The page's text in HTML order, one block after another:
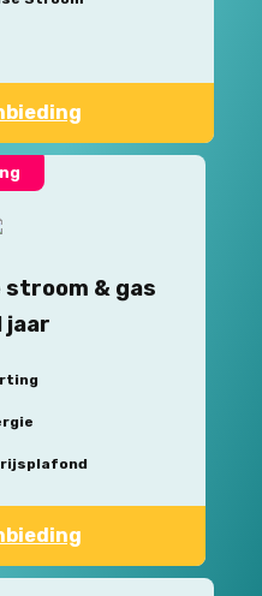
stroom & gas
jaar